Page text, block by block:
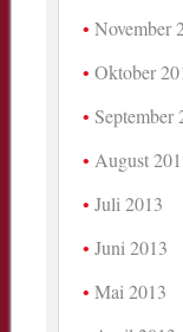
November
Oktober
September
August
Juli 2013
Juni 2013
Mai 2013